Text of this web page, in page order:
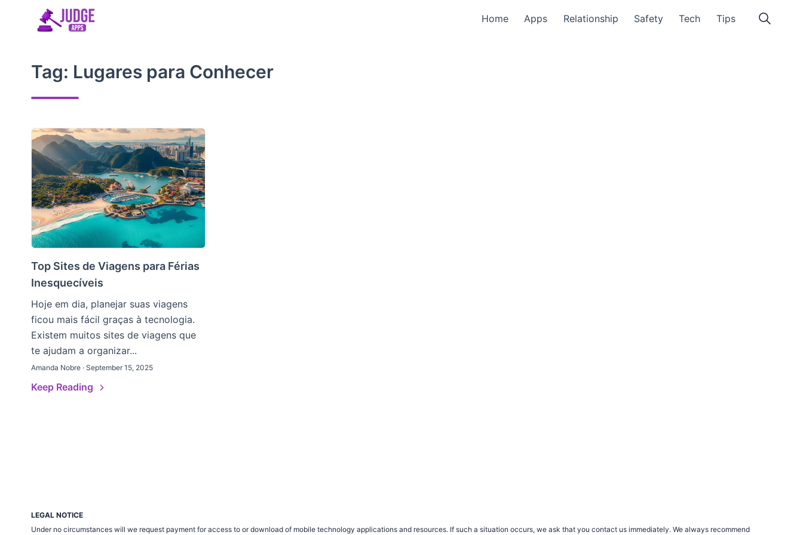
Home Apps Relationship Safety Tech Tips
Tag: Lugares para Conhecer
Top Sites de Viagens para Férias
Inesquecíveis
Hoje em dia, planejar suas viagens
ficou mais fácil graças à tecnologia.
Existem muitos sites de viagens que
te ajudam a organizar...
Amanda Nobre · September 15, 2025
Keep Reading
LEGAL NOTICE
Under no circumstances will we request payment for access to or download of mobile technology applications and resources. If such a situation occurs, we ask that you contact us immediately. We always recommend